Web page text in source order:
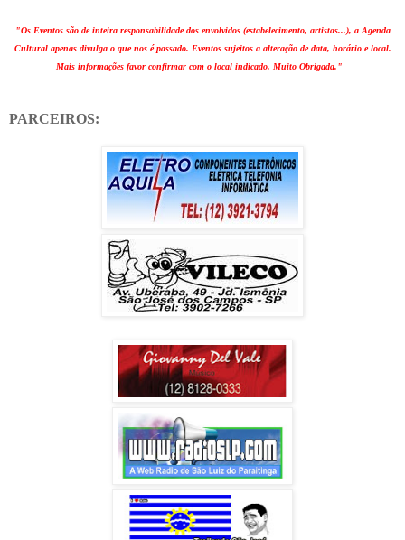
"Os Eventos são de inteira responsabilidade dos envolvidos (estabelecimento, artistas...), a Agenda
Cultural apenas divulga o que nos é passado. Eventos sujeitos a alteração de data, horário e local.
Mais informações favor confirmar com o local indicado. Muito Obrigada."
PARCEIROS: